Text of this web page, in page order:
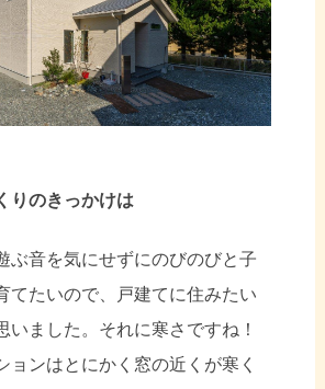
りのきっかけは
ぶ音を気にせずにのびのびと子
てたいので、戸建てに住みたい
いました。それに寒さですね！
ョンはとにかく窓の近くが寒く